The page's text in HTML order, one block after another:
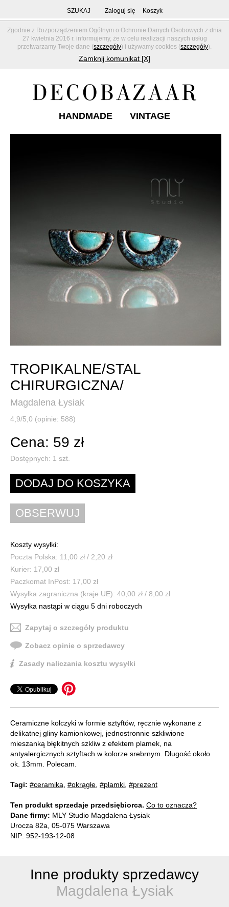
Zgodnie z Rozporządzeniem Ogólnym o Ochronie Danych Osobowych z dnia
27 kwietnia 2016 r. informujemy, że w celu realizacji naszych usług
przetwarzamy Twoje dane (szczegóły) i używamy cookies (szczegóły).
Zamknij komunikat [X]
SZUKAJ Zaloguj się Koszyk
HANDMADE VINTAGE
TROPIKALNE/STAL
CHIRURGICZNA/
Magdalena Łysiak
4,9/5,0 (opinie: 588)
Cena: 59 zł
Dostępnych: 1 szt.
Koszty wysyłki:
Poczta Polska: 11,00 zł / 2,20 zł
Kurier: 17,00 zł
Paczkomat InPost: 17,00 zł
Wysyłka zagraniczna (kraje UE): 40,00 zł / 8,00 zł
Wysyłka nastąpi w ciągu 5 dni roboczych
Zapytaj o szczegóły produktu
Zobacz opinie o sprzedawcy
Zasady naliczania kosztu wysyłki
Ceramiczne kolczyki w formie sztyftów, ręcznie wykonane z
delikatnej gliny kamionkowej, jednostronnie szkliwione
mieszanką błękitnych szkliw z efektem plamek, na
antyalergicznych sztyftach w kolorze srebrnym. Długość około
ok. 13mm. Polecam.
Tagi: #ceramika #okrągłe #plamki #prezent
Ten produkt sprzedaje przedsiębiorca. Co to oznacza?
Dane firmy: MLY Studio Magdalena Łysiak
Urocza 82a, 05-075 Warszawa
NIP: 952-193-12-08
Inne produkty sprzedawcy
Magdalena Łysiak